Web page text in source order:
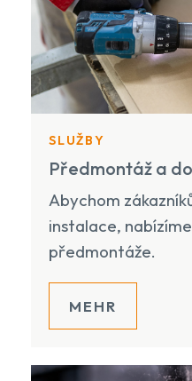
SLUŽBY
Předmontáž a
Abychom
instalace,
předmontáže.
MEHR